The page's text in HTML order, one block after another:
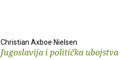
Christian Axboe Nielsen
Jugoslavija i politička ubojstva